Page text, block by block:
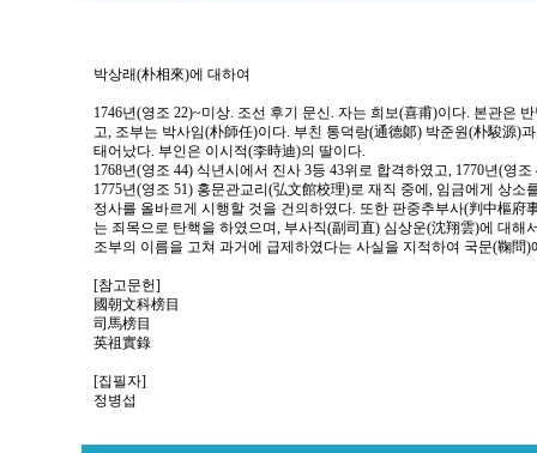
박상래(朴相來)에 대하여
1746년(영조 22)~미상. 조선 후기 문신. 자는 희보(喜甫)이다. 본관은
고, 조부는 박사임(朴師任)이다. 부친 통덕랑(通德郞) 박준원(朴駿源)
태어났다. 부인은 이시적(李時迪)의 딸이다.
1768년(영조 44) 식년시에서 진사 3등 43위로 합격하였고, 1770년(영
1775년(영조 51) 홍문관교리(弘文館校理)로 재직 중에, 임금에게 상소
정사를 올바르게 시행할 것을 건의하였다. 또한 판중추부사(判中樞府
는 죄목으로 탄핵을 하였으며, 부사직(副司直) 심상운(沈翔雲)에 대해
조부의 이름을 고쳐 과거에 급제하였다는 사실을 지적하여 국문(鞠問)
[참고문헌]
國朝文科榜目
司馬榜目
英祖實錄
[집필자]
정병섭